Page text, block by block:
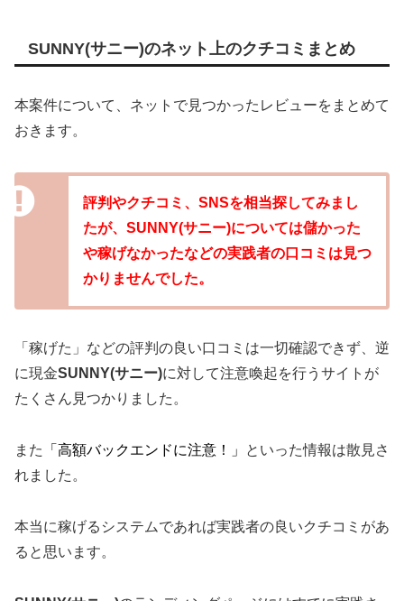
SUNNY(サニー)のネット上のクチコミまとめ
本案件について、ネットで見つかったレビューをまとめて
おきます。
評判やクチコミ、SNSを相当探してみまし
たが、SUNNY(サニー)については儲かった
や稼げなかったなどの実践者の口コミは見つ
かりませんでした。
「稼げた」などの評判の良い口コミは一切確認できず、逆
に現金SUNNY(サニー)に対して注意喚起を行うサイトが
たくさん見つかりました。
また 「高額バックエンドに注意！」
といった情報は散見さ
れました。
本当に稼げるシステムであれば実践者の良いクチコミがあ
ると思います。